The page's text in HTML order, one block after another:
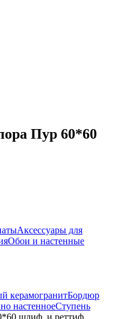
Пур 60*60
Аксессуары для
Обои и настенные
керамогранитБордюр
настенноеСтупень
шлиф. и реттиф.